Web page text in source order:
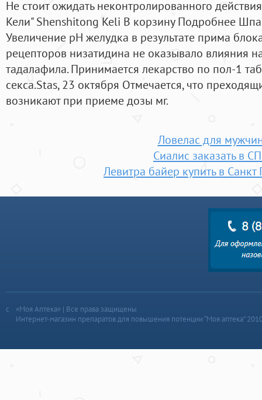
Не стоит ожидать неконтролированного
Кели" Shenshitong Keli В корзину Подробнее
Увеличение рН желудка в результате прима
рецепторов низатидина не оказывало влияния
тадалафила. Принимается лекарство по пол-1
секса.Stas, 23 октября Отмечается, что
возникают при приеме дозы мг.
Ловелас для
Сиалис заказать в
Левитра байер купить в Санкт
«Моя Аптека» | Все права защищены
Интернет-магазин препаратов для повышения потенции “Моя аптека”